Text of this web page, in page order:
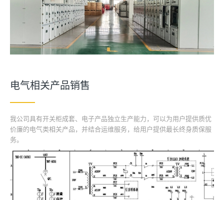
电气相关产品销售
我公司具有开关柜成套、电子产品独立生产能力，可以为用户提供质优
价廉的电气类相关产品，并结合运维服务，给用户提供最长终身质保服
务。